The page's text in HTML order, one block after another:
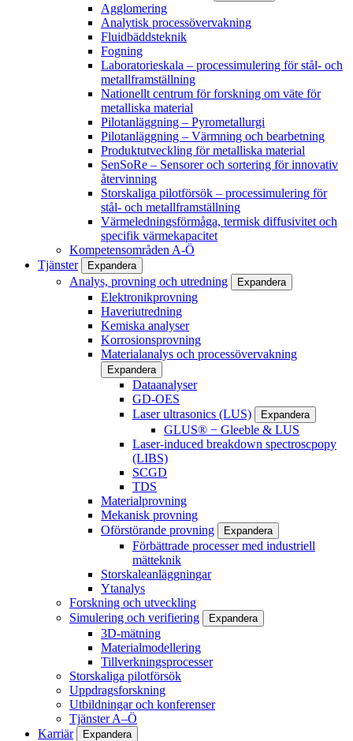
Agglomering
Analytisk processövervakning
Fluidbäddsteknik
Fogning
Laboratorieskala – processimulering för stål- och
metallframställning
Nationellt centrum för forskning om väte för
metalliska material
Pilotanläggning – Pyrometallurgi
Pilotanläggning – Värmning och bearbetning
Produktutveckling för metalliska material
SenSoRe – Sensorer och sortering för innovativ
återvinning
Storskaliga pilotförsök – processimulering för
stål- och metallframställning
Värmeledningsförmåga, termisk diffusivitet och
specifik värmekapacitet
Kompetensområden A-Ö
Tjänster
Expandera
Analys, provning och utredning Expandera
Elektronikprovning
Haveriutredning
Kemiska analyser
Korrosionsprovning
Materialanalys och processövervakning
Expandera
Dataanalyser
GD-OES
Laser ultrasonics (LUS)
Expandera
GLUS® − Gleeble & LUS
Laser-induced breakdown spectroscpopy
(LIBS)
SCGD
TDS
Materialprovning
Mekanisk provning
Oförstörande provning
Expandera
Förbättrade processer med industriell
mätteknik
Storskaleanläggningar
Ytanalys
Forskning och utveckling
Simulering och verifiering
Expandera
3D-mätning
Materialmodellering
Tillverkningsprocesser
Storskaliga pilotförsök
Uppdragsforskning
Utbildningar och konferenser
Tjänster A–Ö
Karriär
Expandera